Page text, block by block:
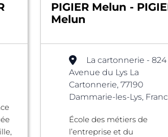
PIGIER Melun -
Melun
La cartonnerie - 824
Avenue du Lys La
Cartonnerie, 77190
Dammarie-les-Lys,
École des métiers de
l’entreprise et du